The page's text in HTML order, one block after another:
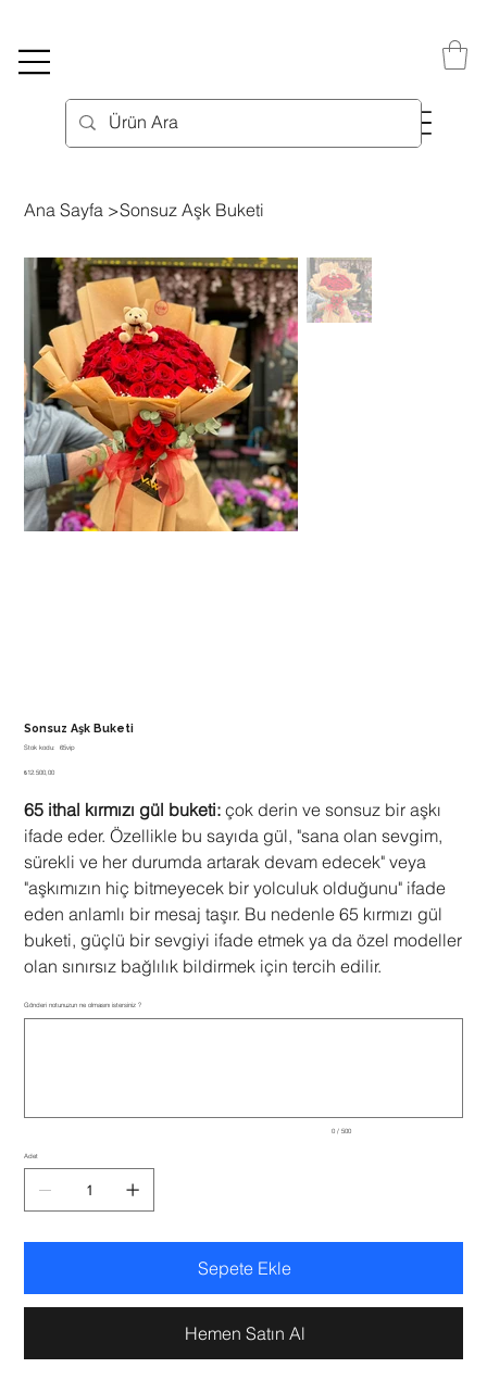
Ana Sayfa >Sonsuz Aşk Buketi
Sonsuz Aşk Buketi
Stok kodu:
Stok
65vip
Fiyat
₺12.500,00
65 ithal kırmızı gül buketi:çok derin ve sonsuz bir aşkı
ifade eder. Özellikle bu sayıda gül, "sana olan sevgim,
sürekli ve her durumda artarak devam edecek" veya
"aşkımızın hiç bitmeyecek bir yolculuk olduğunu" ifade
eden anlamlı bir mesaj taşır. Bu nedenle 65 kırmızı gül
buketi, güçlü bir sevgiyi ifade etmek ya da özel modeller
olan sınırsız bağlılık bildirmek için tercih edilir.
Gönderi notunuzun ne olmasını istersiniz ?
0 / 500
Adet
Sepete Ekle
Hemen Satın Al